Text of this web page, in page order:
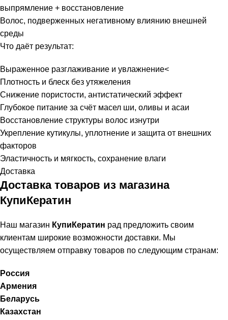
выпрямление + восстановление
Волос, подверженных негативному влиянию внешней
среды
Что даёт результат:
Выраженное разглаживание и увлажнение<
Плотность и блеск без утяжеления
Снижение пористости, антистатический эффект
Глубокое питание за счёт масел ши, оливы и асаи
Восстановление структуры волос изнутри
Укрепление кутикулы, уплотнение и защита от внешних
факторов
Эластичность и мягкость, сохранение влаги
Доставка
Доставка товаров из магазина
КупиКератин
Наш магазин КупиКератин рад предложить своим
клиентам широкие возможности доставки. Мы
осуществляем отправку товаров по следующим странам:
Россия
Армения
Беларусь
Казахстан